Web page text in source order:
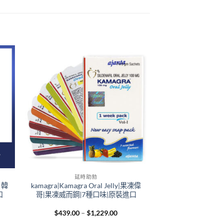
+
延時助勃
kamagra|Kamagra Oral Jelly|果凍偉
哥|果凍威而鋼|7種口味|原裝進口
$439.00 – $1,229.00Price